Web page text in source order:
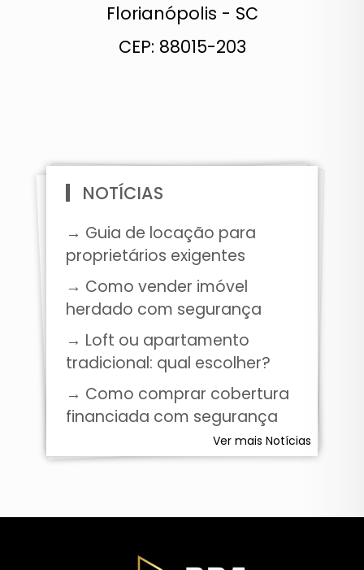
Florianópolis - SC
CEP: 88015-203
NOTÍCIAS
→ Guia de locação para
proprietários exigentes
→ Como vender imóvel
herdado com segurança
→ Loft ou apartamento
tradicional: qual escolher?
→ Como comprar cobertura
financiada com segurança
Ver mais Notícias